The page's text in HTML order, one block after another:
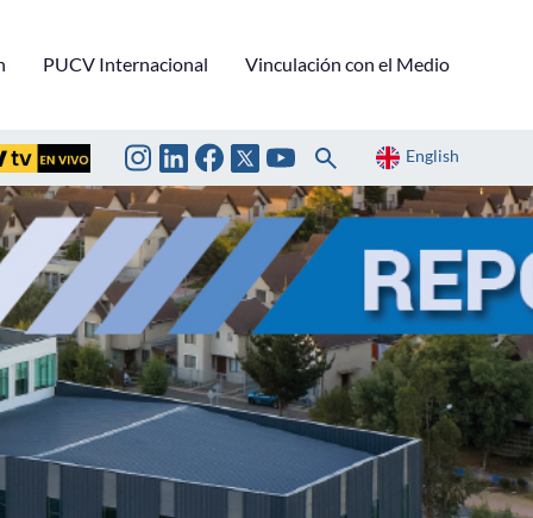
PUCV Internacional Vinculación con el Medio
English